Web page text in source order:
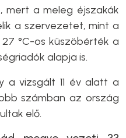
mert a meleg éjszakák
a szervezetet, mint a
°C-os küszöbérték a
alapja is.
a vizsgált 11 év alatt a
számban az ország
elő.